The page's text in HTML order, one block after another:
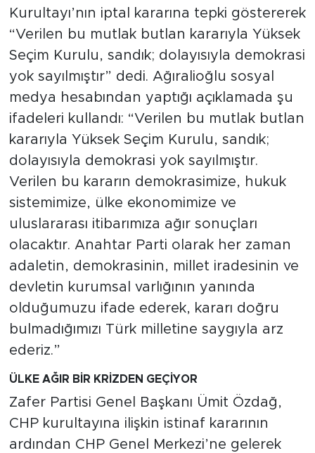
Kurultayı’nın iptal kararına tepki göstererek
“Verilen bu mutlak butlan kararıyla Yüksek
Seçim Kurulu, sandık; dolayısıyla demokrasi
yok sayılmıştır” dedi. Ağıralioğlu sosyal
medya hesabından yaptığı açıklamada şu
ifadeleri kullandı: “Verilen bu mutlak butlan
kararıyla Yüksek Seçim Kurulu, sandık;
dolayısıyla demokrasi yok sayılmıştır.
Verilen bu kararın demokrasimize, hukuk
sistemimize, ülke ekonomimize ve
uluslararası itibarımıza ağır sonuçları
olacaktır. Anahtar Parti olarak her zaman
adaletin, demokrasinin, millet iradesinin ve
devletin kurumsal varlığının yanında
olduğumuzu ifade ederek, kararı doğru
bulmadığımızı Türk milletine saygıyla arz
ederiz.”
ÜLKE AĞIR BİR KRİZDEN GEÇİYOR
Zafer Partisi Genel Başkanı Ümit Özdağ,
CHP kurultayına ilişkin istinaf kararının
ardından CHP Genel Merkezi’ne gelerek